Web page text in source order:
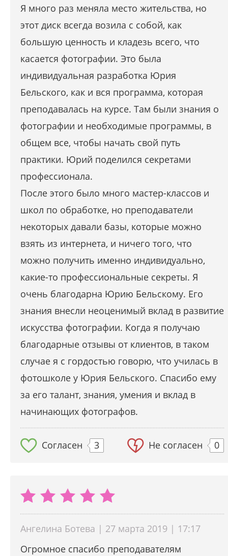
Я много раз меняла место жительства, но
этот диск всегда возила с собой, как
большую ценность и кладезь всего, что
касается фотографии. Это была
индивидуальная разработка Юрия
Бельского, как и вся программа, которая
преподавалась на курсе. Там были знания о
фотографии и необходимые программы, в
общем все, чтобы начать свой путь
практики. Юрий поделился секретами
профессионала.
После этого было много мастер-классов и
школ по обработке, но преподаватели
некоторых давали базы, которые можно
взять из интернета, и ничего того, что
можно получить именно индивидуально,
какие-то профессиональные секреты. Я
очень благодарна Юрию Бельскому. Его
знания внесли неоценимый вклад в развитие
искусства фотографии. Когда я получаю
благодарные отзывы от клиентов, в таком
случае я с гордостью говорю, что училась в
фотошколе у Юрия Бельского. Спасибо ему
за его талант, знания, умения и вклад в
начинающих фотографов.
Согласен 3 Не согласен 0
Ангелина Ботева | 27 марта 2019 | 17:17
Огромное спасибо преподавателям